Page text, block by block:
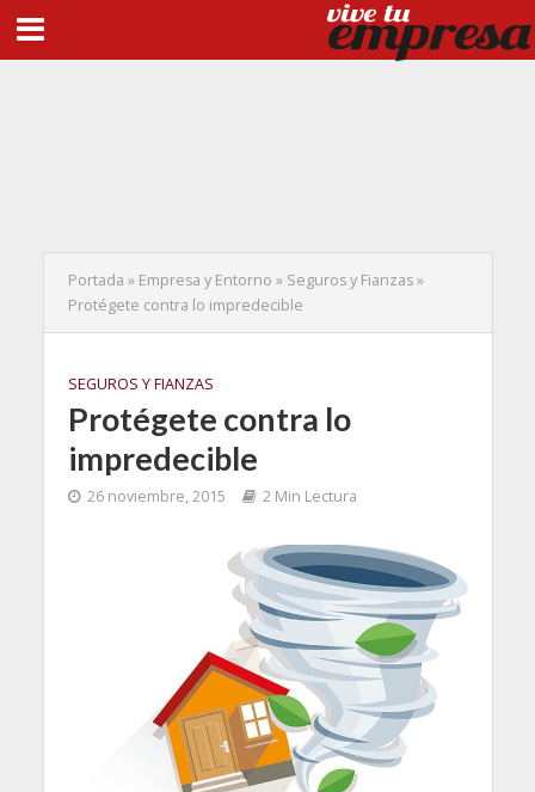
Portada » Empresa y Entorno » Seguros y Fianzas»
Protégete contra lo impredecible
SEGUROS Y FIANZAS
Protégete contra lo
impredecible
26 noviembre, 2015 2 Min Lectura